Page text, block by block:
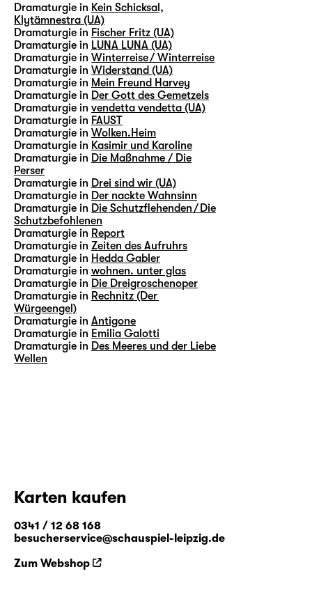
Dramaturgie in Kein Schicksal,
Klytämnestra (UA)
Dramaturgie in Fischer Fritz (UA)
Dramaturgie in LUNA LUNA (UA)
Dramaturgie in Winterreise / Winterreise
Dramaturgie in Widerstand (UA)
Dramaturgie in Mein Freund Harvey
Dramaturgie in Der Gott des Gemetzels
Dramaturgie in vendetta vendetta (UA)
Dramaturgie in FAUST
Dramaturgie in Wolken.Heim
Dramaturgie in Kasimir und Karoline
Dramaturgie in Die Maßnahme / Die
Perser
Dramaturgie in Drei sind wir (UA)
Dramaturgie in Der nackte Wahnsinn
Dramaturgie in Die Schutzflehenden / Die
Schutzbefohlenen
Dramaturgie in Report
Dramaturgie in Zeiten des Aufruhrs
Dramaturgie in Hedda Gabler
Dramaturgie in wohnen. unter glas
Dramaturgie in Die Dreigroschenoper
Dramaturgie in Rechnitz (Der
Würgeengel)
Dramaturgie in Antigone
Dramaturgie in Emilia Galotti
Dramaturgie in Des Meeres und der Liebe
Wellen
Karten kaufen
0341 / 12 68 168
besucherservice@schauspiel-leipzig.de
Zum Webshop